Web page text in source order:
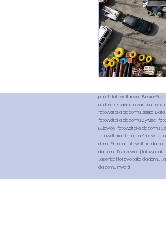
panele fotowoltaiczne Bielsko-
oddanie instalacji do zakładu
fotowoltaika dla domu Bielsko-
fotowoltaika dla domu Żywiec |
Bulowice | fotowoltaika dla domu
fotowoltaika dla domu Kaniów |
domu Brenna | fotowoltaika dla
dla domu Pisarzowice |
Jasienica | fotowoltaika dla domu
dla domu Inwałd